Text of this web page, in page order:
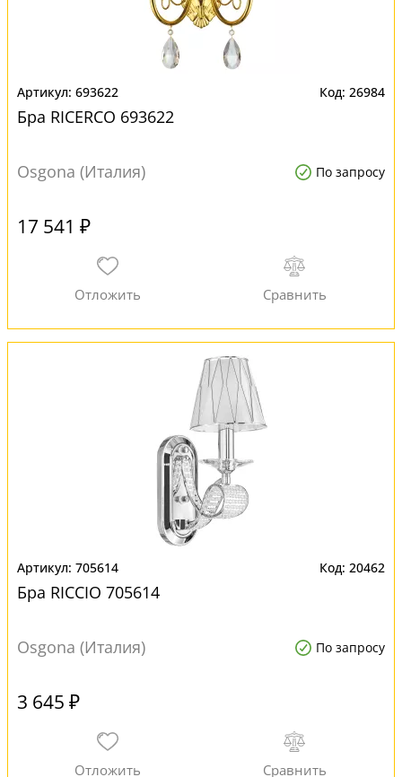
693622 26984
Бра RICERCO 693622
Osgona (Италия) По запросу
17 541 ₽
705614 20462
Бра RICCIO 705614
Osgona (Италия) По запросу
3 645 ₽